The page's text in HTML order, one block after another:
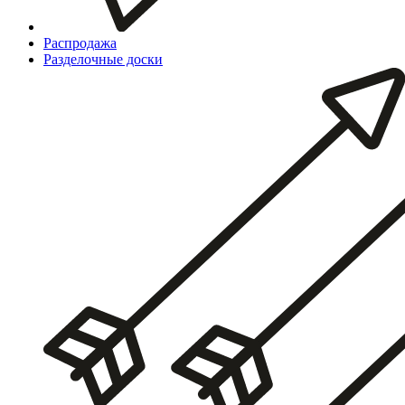
Распродажа
Разделочные доски